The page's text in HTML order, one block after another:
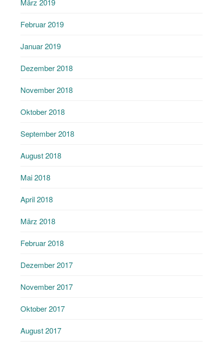
Februar 2019
Januar 2019
Dezember 2018
November 2018
Oktober 2018
September 2018
August 2018
Mai 2018
April 2018
März 2018
Februar 2018
Dezember 2017
November 2017
Oktober 2017
August 2017